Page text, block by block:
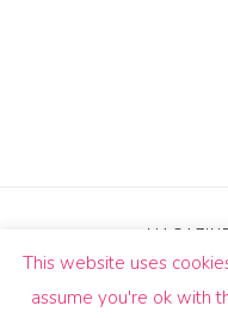
rezervate.
This website uses
assume you're ok with